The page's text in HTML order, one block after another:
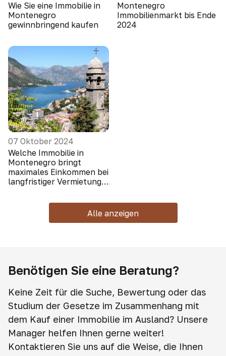
Wie Sie eine Immobilie in
Montenegro
gewinnbringend kaufen
Montenegro
Immobilienmarkt bis Ende
2024
07 Oktober 2024
Welche Immobilie in
Montenegro bringt
maximales Einkommen bei
langfristiger Vermietung
Alle anzeigen
Benötigen Sie eine Beratung?
Keine Zeit für die Suche, Bewertung oder das
Studium der Gesetze im Zusammenhang mit
dem Kauf einer Immobilie im Ausland? Unsere
Manager helfen Ihnen gerne weiter!
Kontaktieren Sie uns auf die Weise, die Ihnen